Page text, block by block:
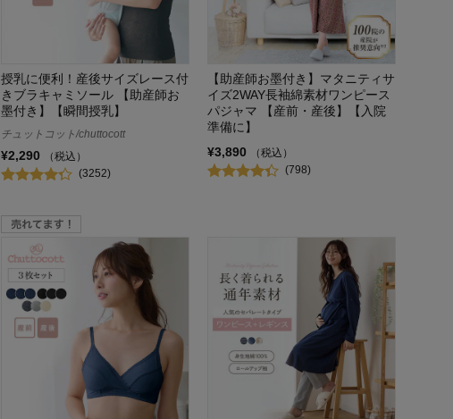
授乳に便利！産後サイズレース付
きブラキャミソール 【助産師お
墨付き】【瞬間授乳】
チュットコット/chuttocott
¥2,290
（税込）
(3252)
【助産師お墨付き】マタニティサ
イズ2WAY長袖綿素材ワンピース
パジャマ 【産前・産後】【入院
準備に】
¥3,890
（税込）
(798)